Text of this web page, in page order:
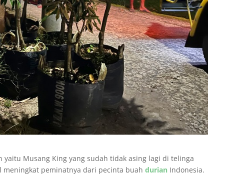
yaitu Musang King yang sudah tidak asing lagi di telinga
meningkat peminatnya dari pecinta buahdurian Indonesia.